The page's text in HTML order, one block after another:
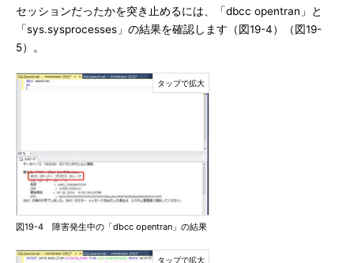
セッションだったかを突き止めるには、「dbcc opentran」と
「sys.sysprocesses」の結果を確認します（図19-4）（図19-
5）。
図19-4 障害発生中の「dbcc opentran」の結果